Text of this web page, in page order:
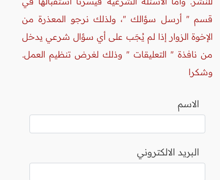
قسم " أرسل سؤالك "، ولذلك نرجو المعذرة من
الإخوة الزوار إذا لم يُجَب على أي سؤال شرعي يدخل
من نافذة " التعليقات " وذلك لغرض تنظيم العمل.
وشكرا
الاسم
البريد الالكتروني